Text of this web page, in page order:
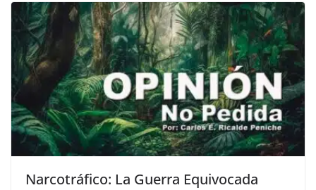
Narcotráfico: La Guerra Equivocada